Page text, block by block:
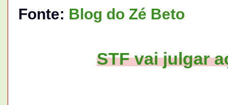
Fonte: Blog do Zé Beto
STF vai julgar